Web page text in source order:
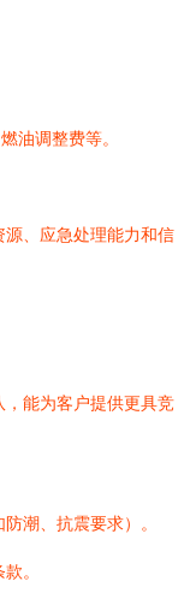
油调整费等。
、应急处理能力和信
能为客户提供更具竞
潮、抗震要求）。
。